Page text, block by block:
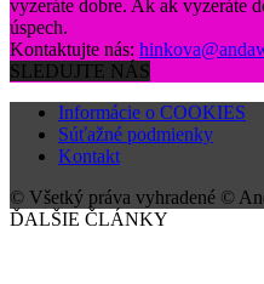
vyzeráte dobre. Ak ak vyzeráte
úspech.
Kontaktujte nás:
SLEDUJTE NÁS
Informácie o COOKIES
Súťažné podmienky
Kontakt
© Všetký práva vyhradené ©
ĎALŠIE ČLÁNKY